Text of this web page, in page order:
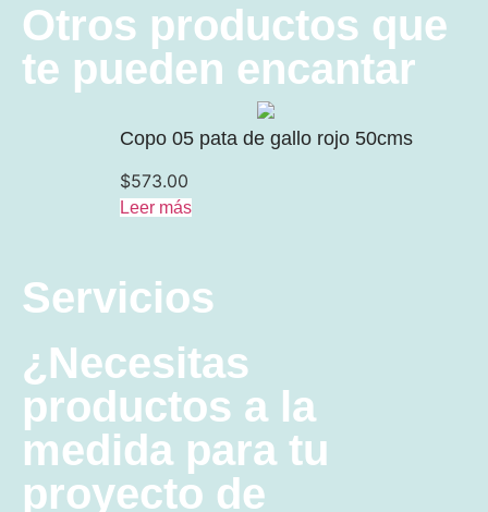
Otros productos que
te pueden encantar
Copo 05 pata de gallo rojo 50cms
$573.00
Leer más
Servicios
¿Necesitas
productos a la
medida para tu
proyecto de